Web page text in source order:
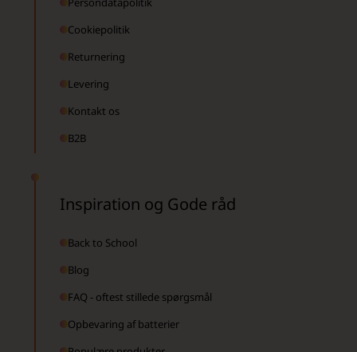
Cookiepolitik
Returnering
Levering
Kontakt os
B2B
Inspiration og Gode råd
Back to School
Blog
FAQ - oftest stillede spørgsmål
Opbevaring af batterier